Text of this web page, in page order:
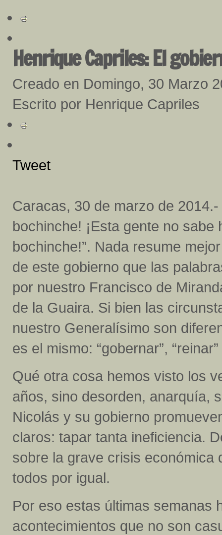
Henrique Capriles: El
Creado en Domingo, 30 Marzo
Escrito por Henrique Capriles
Tweet
Caracas, 30 de marzo de 2014.-
bochinche! ¡Esta gente no sabe
bochinche!”. Nada resume
de este gobierno que las
por nuestro Francisco de
de la Guaira. Si bien las
nuestro Generalísimo son
es el mismo: “gobernar”,
Qué otra cosa hemos visto los
años, sino desorden, anarquía,
Nicolás y su gobierno
claros: tapar tanta ineficiencia.
sobre la grave crisis económica
todos por igual.
Por eso estas últimas semanas
acontecimientos que no son